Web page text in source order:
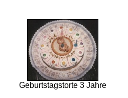
Geburtstagstorte 3 Jahre